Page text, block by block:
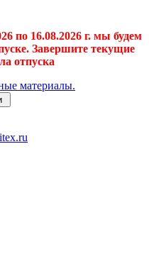
по 16.08.2026 г. мы будем
Завершите текущие
отпуска